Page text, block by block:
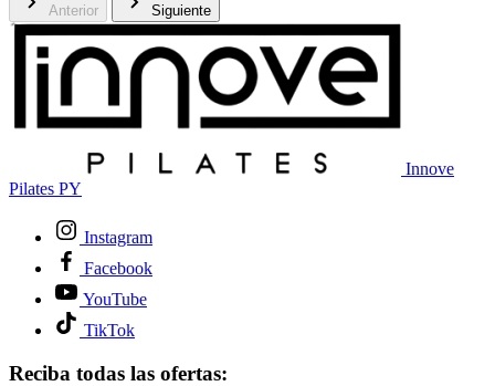
Anterior Siguiente
Innove
Pilates PY
Instagram
Facebook
YouTube
TikTok
Reciba todas las ofertas: